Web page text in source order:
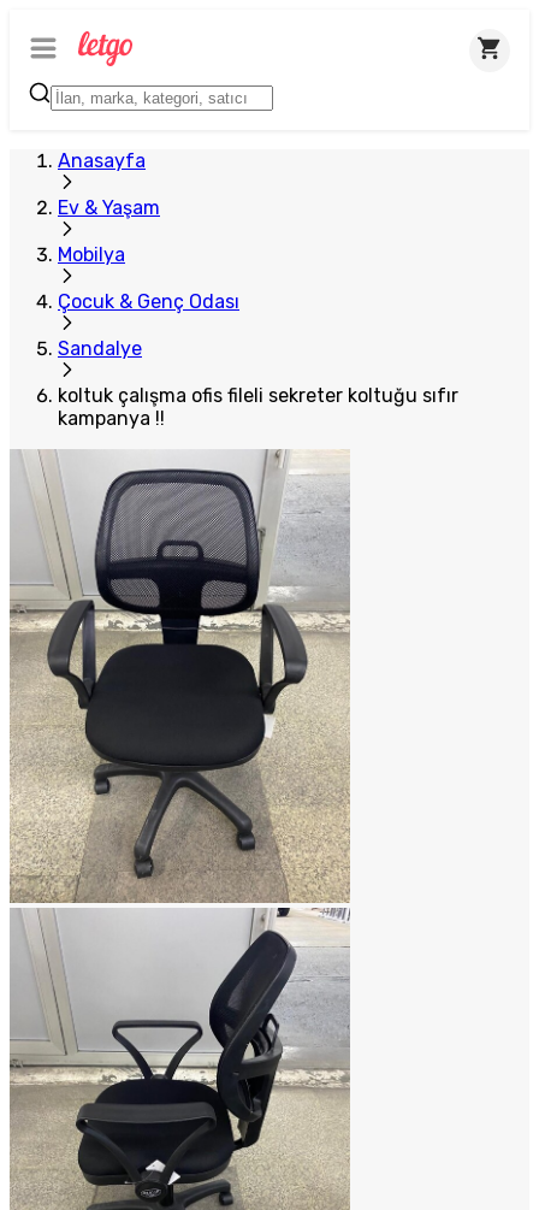
Anasayfa
Ev & Yaşam
Mobilya
Çocuk & Genç Odası
Sandalye
koltuk çalışma ofis fileli sekreter koltuğu sıfır
kampanya !!
Plus Satıcı